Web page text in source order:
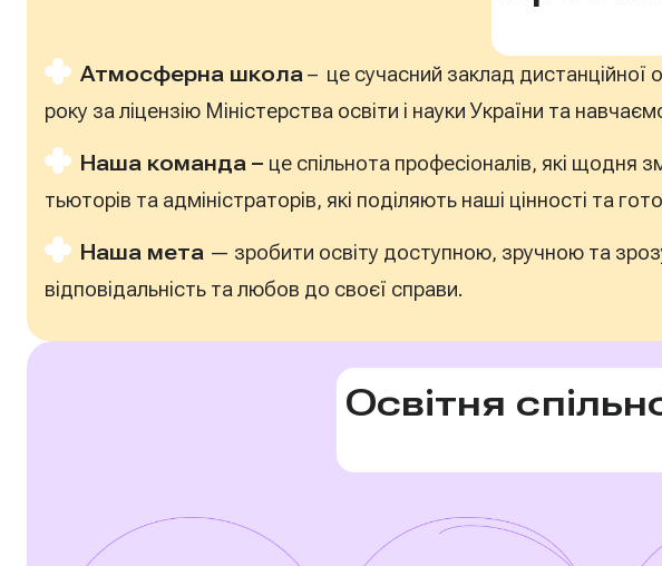
Атмосферна школа– це сучасний заклад дистанційної
року за ліцензію Міністерства освіти і науки України та
Наша команда – це спільнота професіоналів, які щодня
тьюторів та адміністраторів, які поділяють наші цінності та
Наша мета — зробити освіту доступною, зручною та
відповідальність та любов до своєї справи.
Освітня